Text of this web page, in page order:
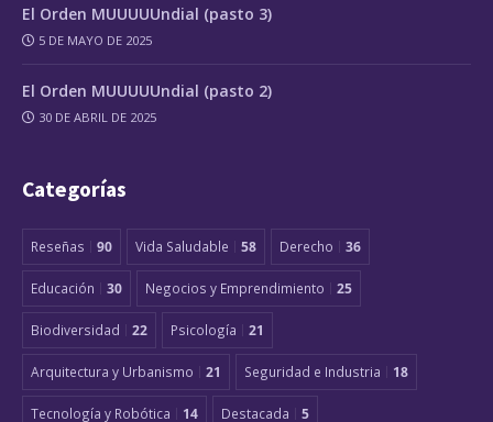
El Orden MUUUUUndial (pasto 3)
5 DE MAYO DE 2025
El Orden MUUUUUndial (pasto 2)
30 DE ABRIL DE 2025
Categorías
Reseñas 90 Vida Saludable 58 Derecho 36
Educación 30 Negocios y Emprendimiento 25
Biodiversidad 22 Psicología 21
Arquitectura y Urbanismo 21 Seguridad e Industria 18
Tecnología y Robótica 14 Destacada 5